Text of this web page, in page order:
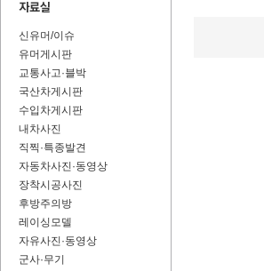
신유머/이슈
유머게시판
교통사고·블박
국산차게시판
수입차게시판
내차사진
직찍·특종발견
자동차사진·동영상
장착시공사진
후방주의방
레이싱모델
자유사진·동영상
군사·무기